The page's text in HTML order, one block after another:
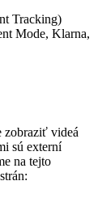
Tracking)
Mode, Klarna,
zobraziť videá
sú externí
na tejto